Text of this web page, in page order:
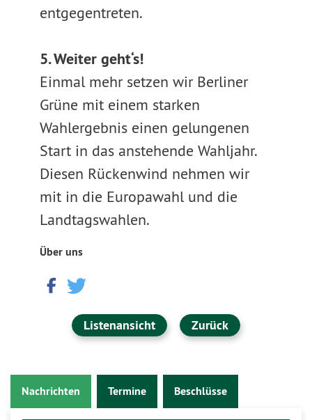
entgegentreten.
5. Weiter geht‘s!
Einmal mehr setzen wir Berliner
Grüne mit einem starken
Wahlergebnis einen gelungenen
Start in das anstehende Wahljahr.
Diesen Rückenwind nehmen wir
mit in die Europawahl und die
Landtagswahlen.
Über uns
Listenansicht Zurück
Nachrichten Termine Beschlüsse